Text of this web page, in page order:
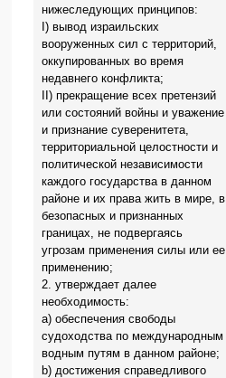
нижеследующих принципов:
I) вывод израильских
вооруженных сил с территорий,
оккупированных во время
недавнего конфликта;
II) прекращение всех претензий
или состояний войны и уважение
и признание суверенитета,
территориальной целостности и
политической независимости
каждого государства в данном
районе и их права жить в мире, в
безопасных и признанных
границах, не подвергаясь
угрозам применения силы или ее
применению;
2. утверждает далее
необходимость:
a) обеспечения свободы
судоходства по международным
водным путям в данном районе;
b) достижения справедливого